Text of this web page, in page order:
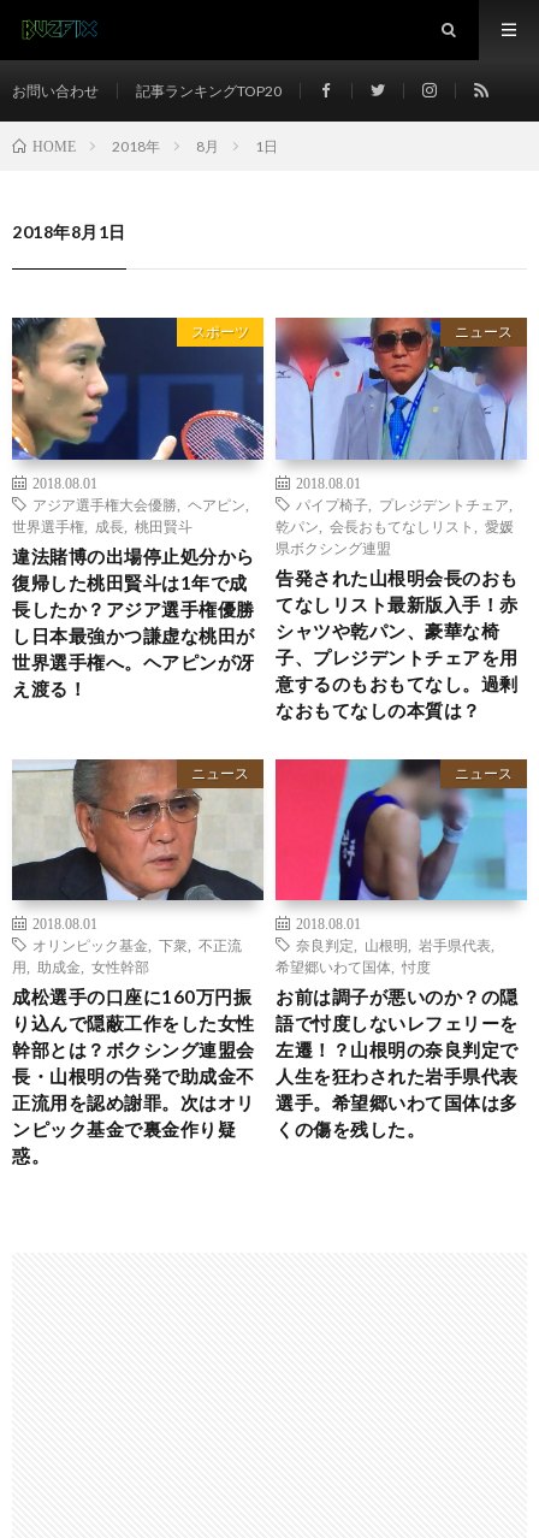
お問い合わせ 記事ランキングTOP20
HOME 2018年 8月 1日
2018年8月1日
スポーツ
2018.08.01
アジア選手権大会優勝
ヘアピン
世界選手権
成長 桃田賢斗
違法賭博の出場停止処分から
復帰した桃田賢斗は1年で成
長したか？アジア選手権優勝
し日本最強かつ謙虚な桃田が
世界選手権へ。ヘアピンが冴
え渡る！
ニュース
2018.08.01
パイプ椅子
プレジデントチェア
乾パン
会長おもてなしリスト
愛媛
県ボクシング連盟
告発された山根明会長のおも
てなしリスト最新版入手！赤
シャツや乾パン、豪華な椅
子、プレジデントチェアを用
意するのもおもてなし。過剰
なおもてなしの本質は？
ニュース
2018.08.01
オリンピック基金
下衆
不正流
用
助成金 女性幹部
成松選手の口座に160万円振
り込んで隠蔽工作をした女性
幹部とは？ボクシング連盟会
長・山根明の告発で助成金不
正流用を認め謝罪。次はオリ
ンピック基金で裏金作り疑
惑。
ニュース
2018.08.01
奈良判定
山根明 岩手県代表
希望郷いわて国体
忖度
お前は調子が悪いのか？の隠
語で忖度しないレフェリーを
左遷！？山根明の奈良判定で
人生を狂わされた岩手県代表
選手。希望郷いわて国体は多
くの傷を残した。